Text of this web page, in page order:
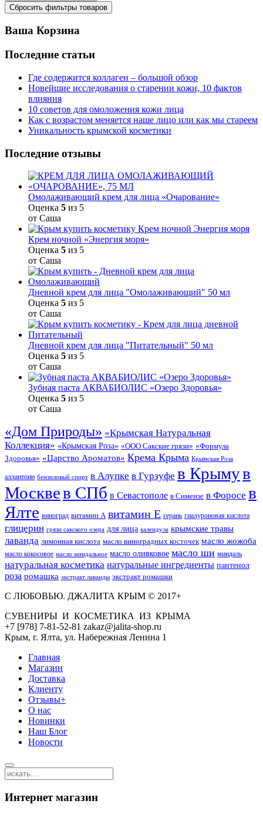
Ваша Корзина
Последние статьи
Где содержится коллаген – большой обзор
Новейшие исследования о старении кожи, 10 фактов
влияния
10 советов для омоложения кожи лица
Как с возрастом меняется наше лицо или как мы стареем
Уникальность крымской косметики
Последние отзывы
Омолаживающий крем для лица «Очарование»
Оценка 5 из 5
от Саша
Крем ночной «Энергия моря»
Оценка 5 из 5
от Саша
Дневной крем для лица "Омолаживающий" 50 мл
Оценка 5 из 5
от Саша
Дневной крем для лица "Питательный" 50 мл
Оценка 5 из 5
от Саша
Зубная паста АКВАБИОЛИС «Озеро Здоровья»
Оценка 5 из 5
от Саша
«Дом Природы» «Крымская Натуральная
Коллекция» «Крымская Роза» «ООО Сакские грязи» «Формула
Здоровья» «Царство Ароматов» Крема Крыма Крымская Роза
аллантоин бензиловый спирт в Алупке в Гурзуфе в Крымув
Москвев СПб в Севастополе в Симеизе в Форосе в
Ялте виноград витамин А витамин Е герань гиалуроновая кислота
глицерин грязи сакского озера для лица календула крымские травы
лаванда лимонная кислота масло виноградных косточек масло жожоба
масло кокосовое масло миндальное масло оливковое масло ши миндаль
натуральная косметика натуральные ингредиенты пантенол
роза ромашка экстракт лаванды экстракт ромашки
С ЛЮБОВЬЮ. ДЖАЛИТА КРЫМ © 2017+
СУВЕНИРЫ И КОСМЕТИКА ИЗ КРЫМА
+7 [978] 7-81-52-81 zakaz@jalita-shop.ru
Крым, г. Ялта, ул. Набережная Ленина 1
Главная
Магазин
Доставка
Клиенту
Отзывы+
О нас
Новинки
Наш Блог
Новости
Интернет магазин